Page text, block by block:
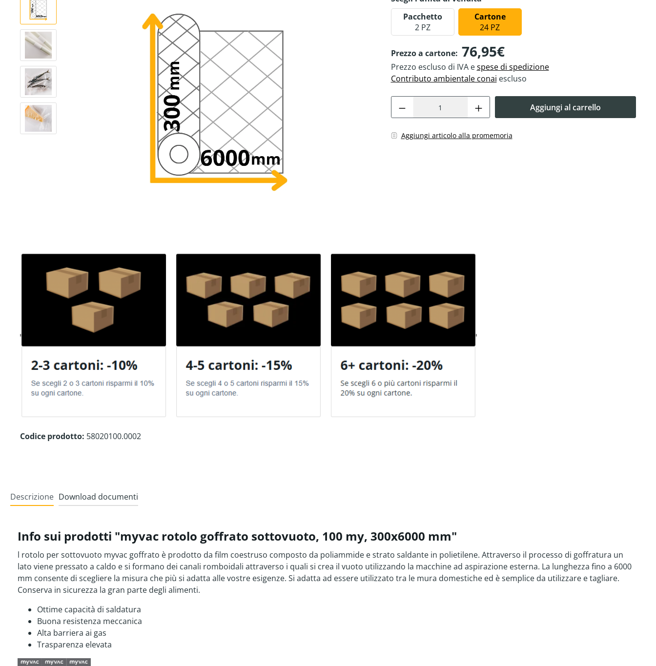
Papertouch
Black
White
Pacchetto
2 PZ
Cartone
24 PZ
Prezzo a cartone: 76,95€
Prezzo escluso di IVA espese di spedizione
Contributo ambientale conai escluso
Aggiungi al carrello
Aggiungi articolo alla promemoria
Codice prodotto: 58020100.0002
Descrizione Download documenti
Info sui prodotti "myvac rotolo goffrato sottovuoto, 100 my, 300x6000 mm"
l rotolo per sottovuoto myvac goffrato è prodotto da film coestruso composto da poliammide e strato saldante in polietilene. Attraverso il processo di goffratura un
lato viene pressato a caldo e si formano dei canali romboidali attraverso i quali si crea il vuoto utilizzando la macchine ad aspirazione esterna. La lunghezza fino a 6000
mm consente di scegliere la misura che più si adatta alle vostre esigenze. Si adatta ad essere utilizzato tra le mura domestiche ed è semplice da utilizzare e tagliare.
Conserva in sicurezza la gran parte degli alimenti.
Ottime capacità di saldatura
Buona resistenza meccanica
Alta barriera ai gas
Trasparenza elevata